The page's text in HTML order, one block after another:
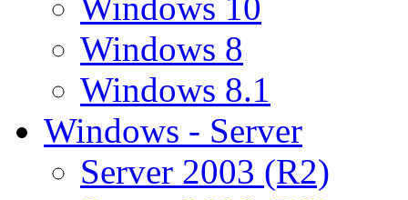
Windows 10
Windows 8
Windows 8.1
Windows - Server
Server 2003 (R2)